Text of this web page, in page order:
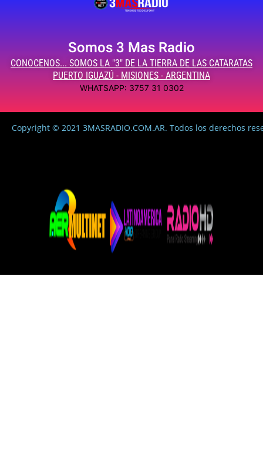
Somos 3 Mas Radio
CONOCENOS... SOMOS LA "3" DE LA TIERRA DE LAS CATARATAS
PUERTO IGUAZÚ - MISIONES - ARGENTINA
WHATSAPP: 3757 31 0302
Copyright © 2021 3MASRADIO.COM.AR. Todos los derechos